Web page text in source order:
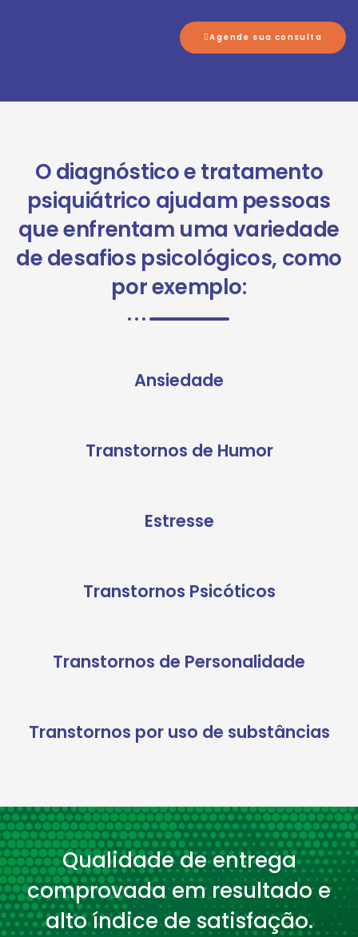
Agende sua consulta
O diagnóstico e tratamento
psiquiátrico ajudam pessoas
que enfrentam uma variedade
de desafios psicológicos, como
por exemplo:
Ansiedade
Transtornos de Humor
Estresse
Transtornos Psicóticos
Transtornos de Personalidade
Transtornos por uso de substâncias
Qualidade de entrega
comprovada em resultado e
alto índice de satisfação.